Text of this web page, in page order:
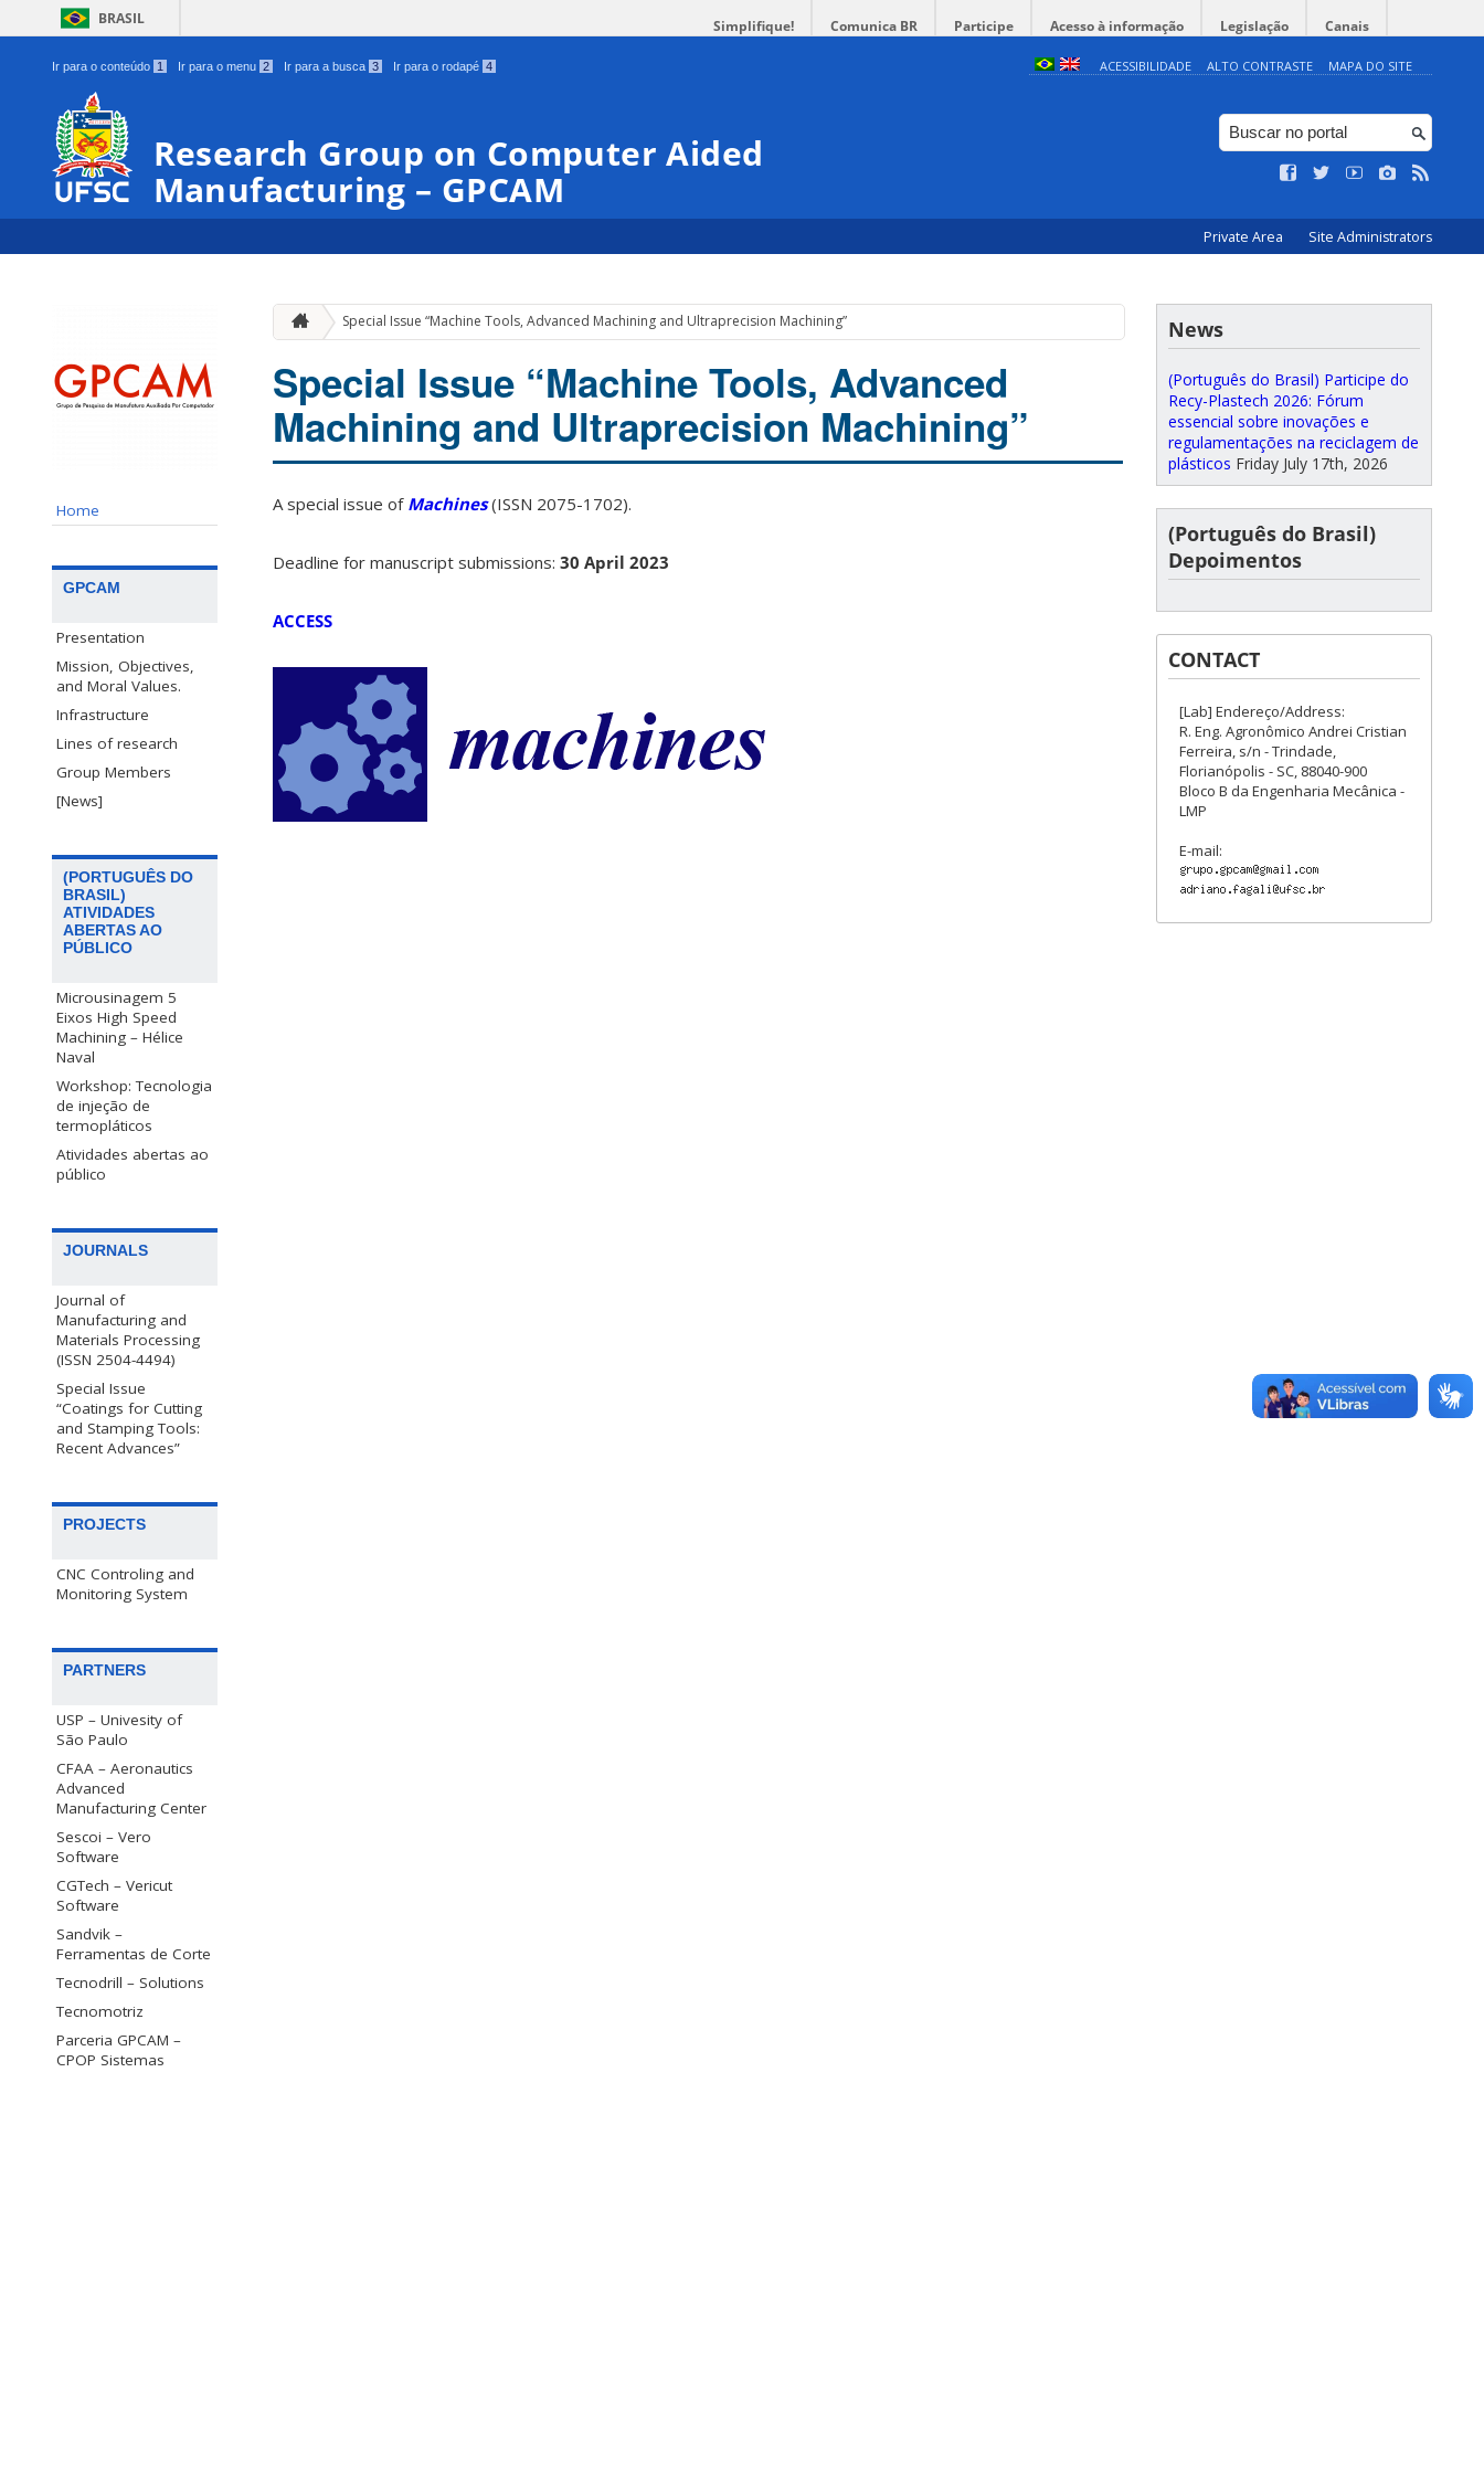
BRASIL Simplifique! Comunica BR Participe Acesso à informação Legislação Canais
Ir para o conteúdo 1 Ir para o menu 2 Ir para a busca 3 Ir para o rodapé 4 ACESSIBILIDADE ALTO CONTRASTE MAPA DO SITE
Research Group on Computer Aided
Manufacturing – GPCAM
Private Area Site Administrators
Home
GPCAM
Presentation
Mission, Objectives,
and Moral Values.
Infrastructure
Lines of research
Group Members
[News]
(PORTUGUÊS DO
BRASIL)
ATIVIDADES
ABERTAS AO
PÚBLICO
Microusinagem 5
Eixos High Speed
Machining – Hélice
Naval
Workshop: Tecnologia
de injeção de
termopláticos
Atividades abertas ao
público
JOURNALS
Journal of
Manufacturing and
Materials Processing
(ISSN 2504-4494)
Special Issue
“Coatings for Cutting
and Stamping Tools:
Recent Advances”
PROJECTS
CNC Controling and
Monitoring System
PARTNERS
USP – Univesity of
São Paulo
CFAA – Aeronautics
Advanced
Manufacturing Center
Sescoi – Vero
Software
CGTech – Vericut
Software
Sandvik –
Ferramentas de Corte
Tecnodrill – Solutions
Tecnomotriz
Parceria GPCAM –
CPOP Sistemas
Special Issue “Machine Tools, Advanced Machining and Ultraprecision Machining”
Special Issue “Machine Tools, Advanced
Machining and Ultraprecision Machining”
A special issue of Machines(ISSN 2075-1702).
Deadline for manuscript submissions: 30 April 2023
ACCESS
News
(Português do Brasil) Participe do
Recy-Plastech 2026: Fórum
essencial sobre inovações e
regulamentações na reciclagem de
plásticos Friday July 17th, 2026
(Português do Brasil)
Depoimentos
CONTACT
[Lab] Endereço/Address:
R. Eng. Agronômico Andrei Cristian
Ferreira, s/n - Trindade,
Florianópolis - SC, 88040-900
Bloco B da Engenharia Mecânica -
LMP
E-mail: